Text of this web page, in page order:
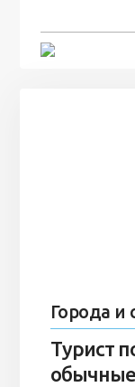
Города и
Турист
обычные